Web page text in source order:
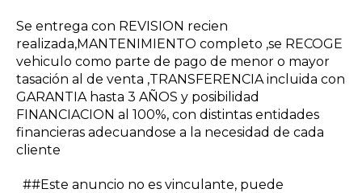
Se entrega con REVISION recien
realizada,MANTENIMIENTO completo ,se RECOGE
vehiculo como parte de pago de menor o mayor
tasación al de venta ,TRANSFERENCIA incluida con
GARANTIA hasta 3 AÑOS y posibilidad
FINANCIACION al 100%, con distintas entidades
financieras adecuandose a la necesidad de cada
cliente
##Este anuncio no es vinculante, puede